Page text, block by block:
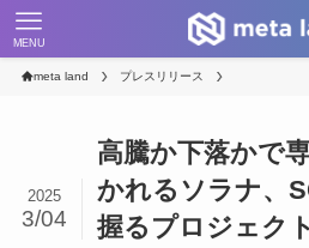
MENU
meta land プレスリリース
高騰か下落かで
かれるソラナ、
握るプロジェク
2025
3/04